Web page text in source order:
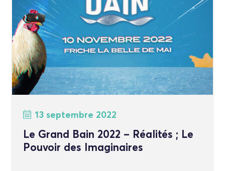
13 septembre 2022
Le Grand Bain 2022 – Réalités ; Le
Pouvoir des Imaginaires